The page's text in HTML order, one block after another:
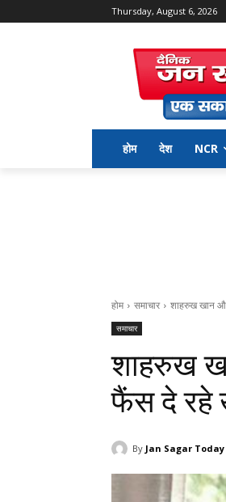
Thursday, August 6, 2026
होम देश NCR
होम समाचार शाहरुख खान
समाचार
शाहरुख
फैंस दे रहे
By Jan Sagar Today